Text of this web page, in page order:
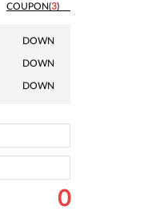
COUPON(3)
DOWN
DOWN
DOWN
0